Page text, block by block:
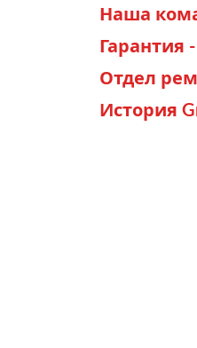
Наша
Гарантия
Отдел
История